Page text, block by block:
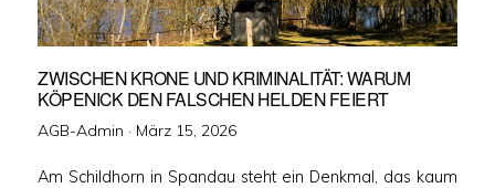
ZWISCHEN KRONE UND KRIMINALITÄT: WARUM
KÖPENICK DEN FALSCHEN HELDEN FEIERT
AGB-Admin · Veröffentlicht
März 15, 2026
Am Schildhorn in Spandau steht ein Denkmal, das kaum